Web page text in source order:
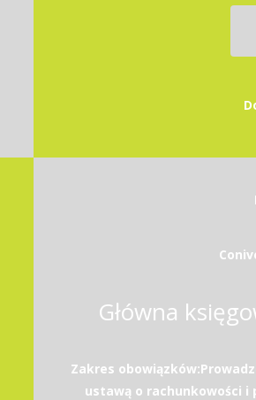
Główna
Zakres
ustawą o rachunkowości i